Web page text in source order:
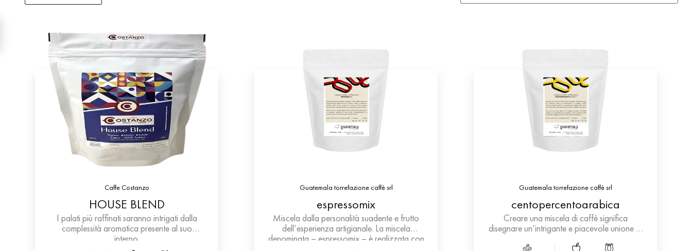
Caffe Costanzo
HOUSE BLEND
I palati più raffinati saranno intrigati dalla
complessità aromatica presente al suo
interno.
Guatemala torrefazione caffè srl
espressomix
Miscela dalla personalità suadente e frutto
dell’esperienza artigianale. La miscela
denominata – espressomix – è realizzata con
Guatemala torrefazione caffè srl
centopercentoarabica
Creare una miscela di caffè significa
disegnare un’intrigante e piacevole unione di